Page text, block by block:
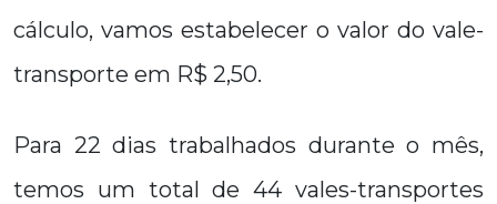
cálculo, vamos estabelecer o valor do vale-
transporte em R$ 2,50.
Para 22 dias trabalhados durante o mês,
temos um total de 44 vales-transportes